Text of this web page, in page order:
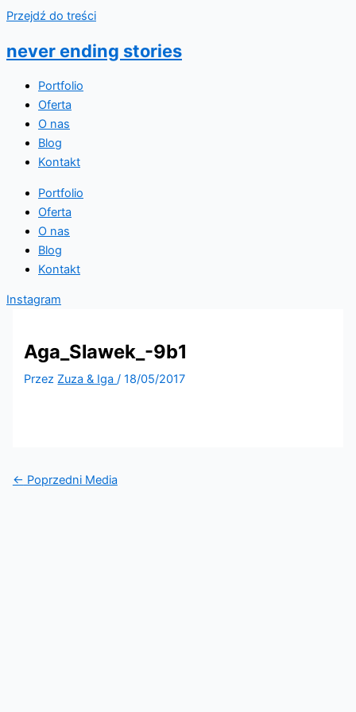
Przejdź do treści
never ending stories
Portfolio
Oferta
O nas
Blog
Kontakt
Portfolio
Oferta
O nas
Blog
Kontakt
Instagram
Aga_Slawek_-9b1
Przez Zuza & Iga/18/05/2017
← Poprzedni Media